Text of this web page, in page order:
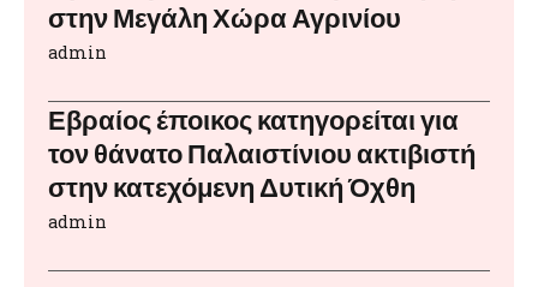
στην Μεγάλη Χώρα Αγρινίου
admin
Εβραίος έποικος κατηγορείται για
τον θάνατο Παλαιστίνιου ακτιβιστή
στην κατεχόμενη Δυτική Όχθη
admin